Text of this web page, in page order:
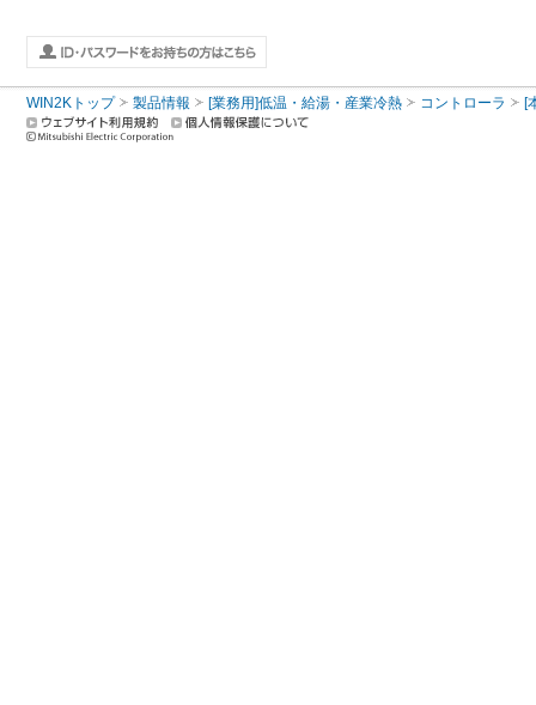
WIN2Kトップ 製品情報 [業務用]低温・給湯・産業冷熱 コントローラ [